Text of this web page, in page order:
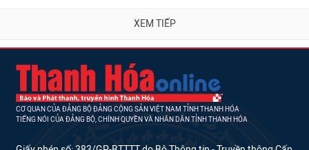
CƠ QUAN CỦA ĐẢNG BỘ ĐẢNG CỘNG SẢN VIỆT NAM TỈNH THANH HÓA
TIẾNG NÓI CỦA ĐẢNG BỘ, CHÍNH QUYỀN VÀ NHÂN DÂN TỈNH THANH HÓA
Giấy phép số: 383/GP-BTTTT do Bộ Thông tin - Truyền thông Cấp
ngày 29 tháng 07 năm 2022.